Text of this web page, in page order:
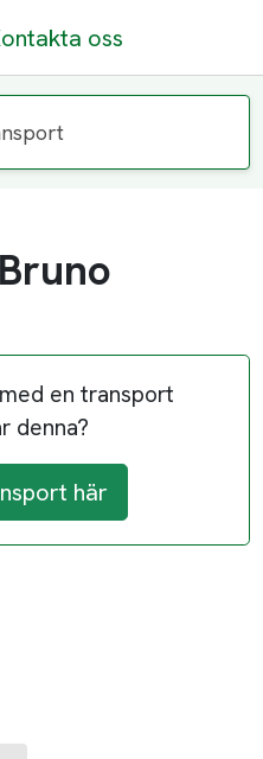
oss
en transport
denna?
här